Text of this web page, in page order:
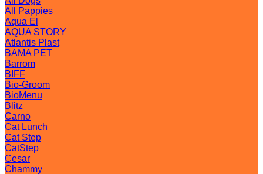
All Pappies
Aqua El
AQUA STORY
Atlantis Plast
BAMA PET
Barrom
BIFF
Bio-Groom
BioMenu
Blitz
Carno
Cat Lunch
Cat Step
CatStep
Cesar
Chammy